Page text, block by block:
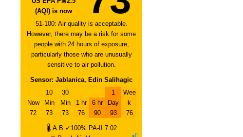
(AQI) is now
51-100: Air quality is acceptable.
However, there may be a risk for some
people with 24 hours of exposure,
particularly those who are unusually
sensitive to air pollution.
Sensor: Jablanica, Edin Salihagic
Now
72
10
Min
73
30
Min
73
1 hr
76
6 hr
90
1
Day
93
Wee
k
76
🌡 A B ✓100% PA-II
7.02